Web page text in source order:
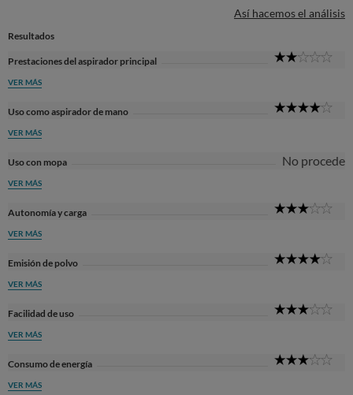
Así hacemos el análisis
Resultados
Prestaciones del aspirador principal
VER MÁS
Uso como aspirador de mano
VER MÁS
Uso con mopa No procede
VER MÁS
Autonomía y carga
VER MÁS
Emisión de polvo
VER MÁS
Facilidad de uso
VER MÁS
Consumo de energía
VER MÁS